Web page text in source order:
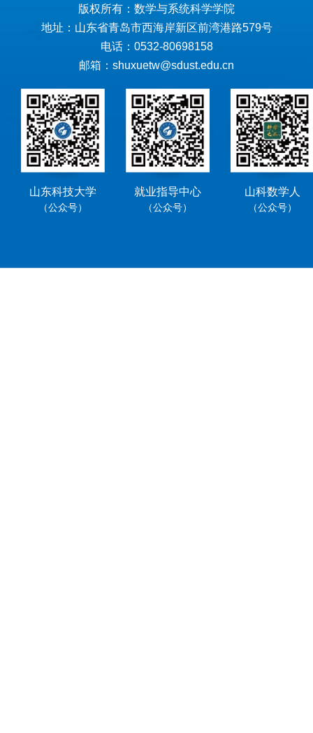
版权所有：数学与系统科学学院
地址：山东省青岛市西海岸新区前湾港路579号
电话：0532-80698158
邮箱：shuxuetw@sdust.edu.cn
山东科技大学
（公众号）
就业指导中心
（公众号）
山科数学人
（公众号）